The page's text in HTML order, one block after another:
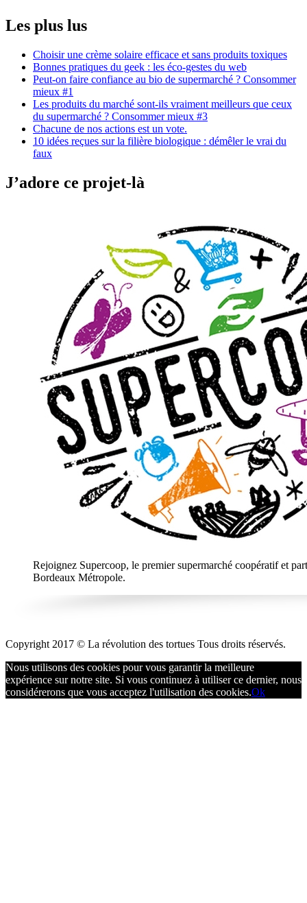
Les plus lus
Choisir une crème solaire efficace et sans produits toxiques
Bonnes pratiques du geek : les éco-gestes du web
Peut-on faire confiance au bio de supermarché ? Consommer
mieux #1
Les produits du marché sont-ils vraiment meilleurs que ceux
du supermarché ? Consommer mieux #3
Chacune de nos actions est un vote.
10 idées reçues sur la filière biologique : démêler le vrai du
faux
J’adore ce projet-là
Rejoignez Supercoop, le premier supermarché coopératif et
Bordeaux Métropole.
Copyright 2017 © La révolution des tortues Tous droits réservés.
Nous utilisons des cookies pour vous garantir la meilleure
expérience sur notre site. Si vous continuez à utiliser ce dernier, nous
considérerons que vous acceptez l'utilisation des cookies.Ok